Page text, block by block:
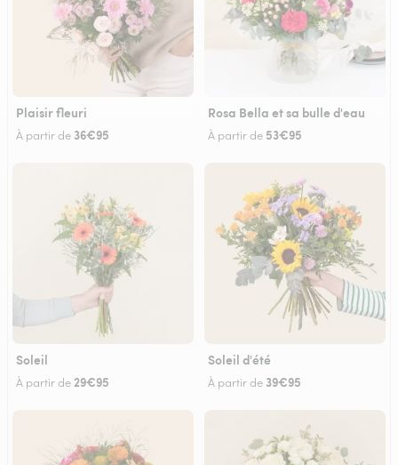
Plaisir fleuri
À partir de 36€95
Rosa Bella et sa bulle d'eau
À partir de 53€95
Soleil
À partir de29€95
Soleil d'été
À partir de 39€95